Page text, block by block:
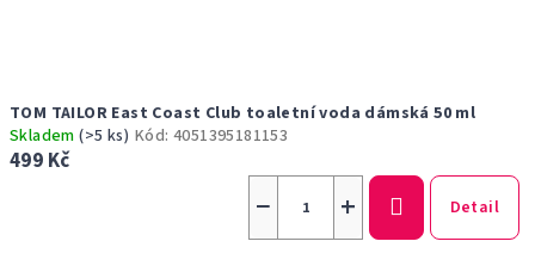
TOM TAILOR East Coast Club toaletní voda dámská 50 ml
Skladem(>5 ks) Kód:4051395181153
499 Kč
+
− Detail